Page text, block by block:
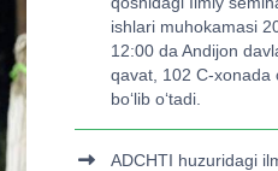
ishlari muhokamasi
12:00 da Andijon
qavat, 102 C-xonada
bo‘lib o‘tadi.
ADCHTI huzuridagi